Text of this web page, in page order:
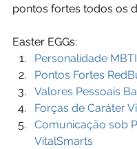
pontos fortes todos os
Easter EGGs:
Personalidade MBTI
Pontos Fortes
Valores Pessoais
Forças de Caráter
Comunicação sob
VitalSmarts